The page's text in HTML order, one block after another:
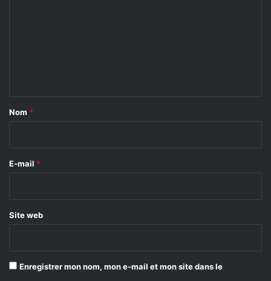
a
e
Nom *
E-mail *
Site web
Enregistrer mon nom, mon e-mail et mon site dans le